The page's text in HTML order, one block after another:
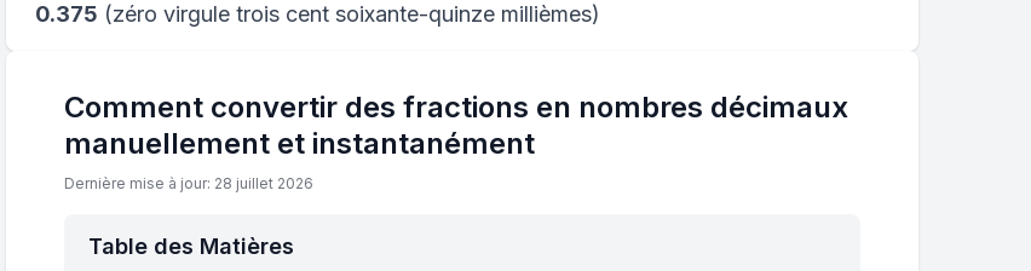
0.375 (zéro virgule trois cent soixante-quinze millièmes)
Comment convertir des fractions en nombres décimaux
manuellement et instantanément
Dernière mise à jour: 28 juillet 2026
Table des Matières